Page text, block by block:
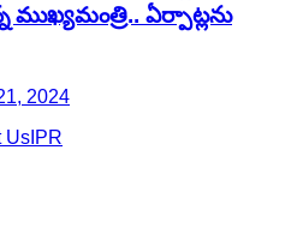
ముఖ్యమంత్రి.. ఏర్పాట్లను
2024
Us IPR